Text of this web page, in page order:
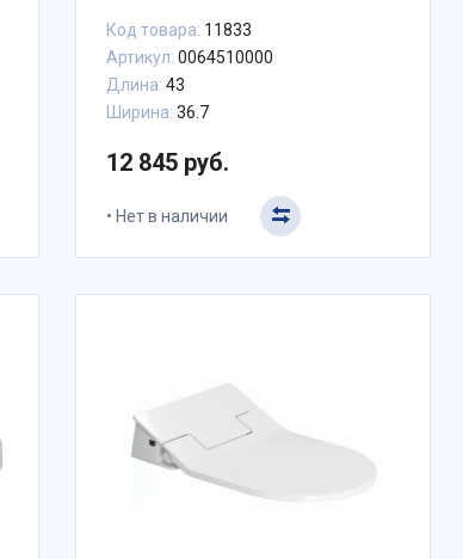
Код товара: 11833
Артикул: 0064510000
Длина: 43
Ширина: 36.7
12 845 руб.
Нет в наличии